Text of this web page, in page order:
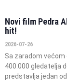
Novi film Pedra
hit!
2026-07-26
Sa zaradom većom
400.000 gledatelja
predstavlja jedan